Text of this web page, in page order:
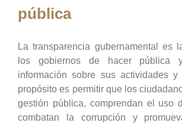
pública
La transparencia gubernamental es
los gobiernos de hacer pública
información sobre sus actividades y
propósito es permitir que los
gestión pública, comprendan el uso
combatan la corrupción y